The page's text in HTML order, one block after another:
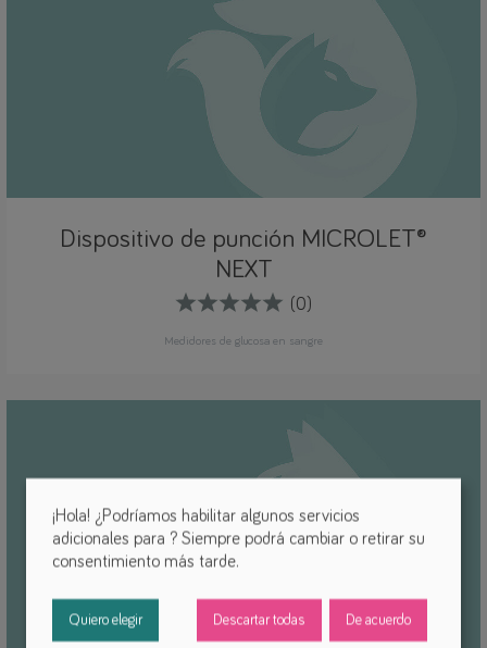
Dispositivo de punción MICROLET®
NEXT
(0)
Medidores de glucosa en sangre
¡Hola! ¿Podríamos habilitar algunos servicios
adicionales para ? Siempre podrá cambiar o retirar su
consentimiento más tarde.
Quiero elegir Descartar todas De acuerdo